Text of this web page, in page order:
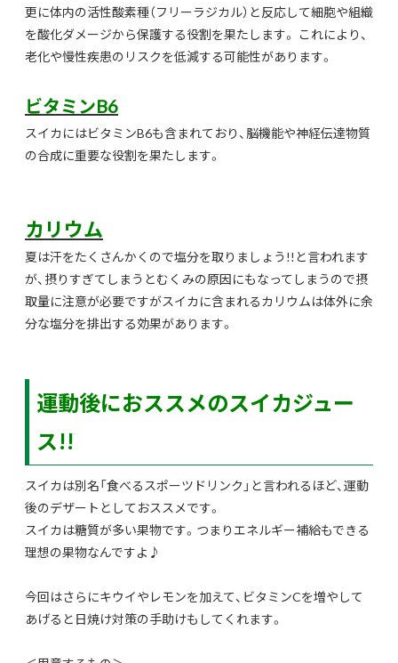
更に体内の活性酸素種（フリーラジカル）と反応して細胞や組織
を酸化ダメージから保護する役割を果たします。 これにより、
老化や慢性疾患のリスクを低減する可能性があります。
ビタミンB6
スイカにはビタミンB6も含まれており、脳機能や神経伝達物質
の合成に重要な役割を果たします。
カリウム
夏は汗をたくさんかくので塩分を取りましょう!!と言われます
が、摂りすぎてしまうとむくみの原因にもなってしまうので摂
取量に注意が必要ですがスイカに含まれるカリウムは体外に余
分な塩分を排出する効果があります。
運動後におススメのスイカジュー
ス!!
スイカは別名「食べるスポーツドリンク」と言われるほど、運動
後のデザートとしておススメです。
スイカは糖質が多い果物です。つまりエネルギー補給もできる
理想の果物なんですよ♪
今回はさらにキウイやレモンを加えて、ビタミンCを増やして
あげると日焼け対策の手助けもしてくれます。